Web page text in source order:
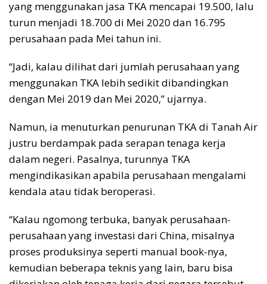
yang menggunakan jasa TKA mencapai 19.500, lalu
turun menjadi 18.700 di Mei 2020 dan 16.795
perusahaan pada Mei tahun ini.
“Jadi, kalau dilihat dari jumlah perusahaan yang
menggunakan TKA lebih sedikit dibandingkan
dengan Mei 2019 dan Mei 2020,” ujarnya.
Namun, ia menuturkan penurunan TKA di Tanah Air
justru berdampak pada serapan tenaga kerja
dalam negeri. Pasalnya, turunnya TKA
mengindikasikan apabila perusahaan mengalami
kendala atau tidak beroperasi.
“Kalau ngomong terbuka, banyak perusahaan-
perusahaan yang investasi dari China, misalnya
proses produksinya seperti manual book-nya,
kemudian beberapa teknis yang lain, baru bisa